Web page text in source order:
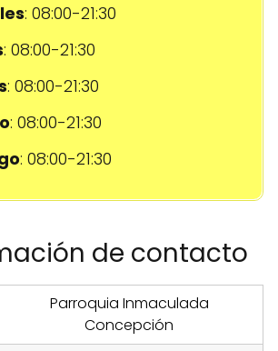
: 08:00-21:30
: 08:00-21:30
: 08:00-21:30
: 08:00-21:30
: 08:00-21:30
de contacto
Parroquia Inmaculada
Concepción